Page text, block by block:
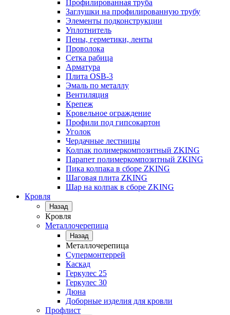
Профилированная труба
Заглушки на профилированную трубу
Элементы подконструкции
Уплотнитель
Пены, герметики, ленты
Проволока
Сетка рабица
Арматура
Плита OSB-3
Эмаль по металлу
Вентиляция
Крепеж
Кровельное ограждение
Профили под гипсокартон
Уголок
Чердачные лестницы
Колпак полимеркомпозитный ZKING
Парапет полимеркомпозитный ZKING
Пика колпака в сборе ZKING
Шаговая плита ZKING
Шар на колпак в сборе ZKING
Кровля
Назад
Кровля
Металлочерепица
Назад
Металлочерепица
Супермонтеррей
Каскад
Геркулес 25
Геркулес 30
Дюна
Доборные изделия для кровли
Профлист